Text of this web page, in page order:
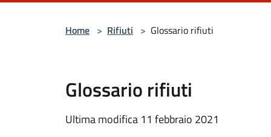
Home > Rifiuti > Glossario rifiuti
Glossario rifiuti
Ultima modifica 11 febbraio 2021